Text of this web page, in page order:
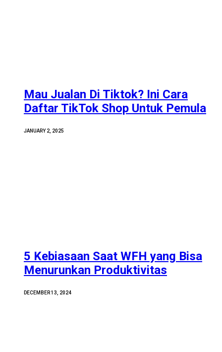
Mau Jualan Di Tiktok? Ini Cara
Daftar TikTok Shop Untuk Pemula
JANUARY 2, 2025
5 Kebiasaan Saat WFH yang Bisa
Menurunkan Produktivitas
DECEMBER 13, 2024